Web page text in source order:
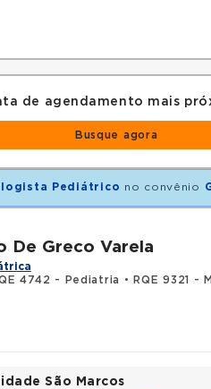
de agendamento mais
Busque agora
Pediátrico no convênio
De Greco Varela
4742 - Pediatria •
RQE 9321 - Medicina
São Marcos